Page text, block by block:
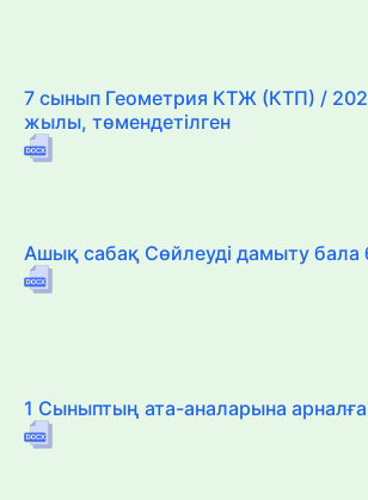
7 сынып Геометрия КТЖ (КТП) /
жылы, төмендетілген
Ашық сабақ Сөйлеуді дамыту бала
1 Сыныптың ата-аналарына